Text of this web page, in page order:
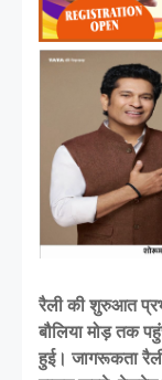
रैली की शुरुआत
बौलिया मोड़ तक
हुई। जागरूकता